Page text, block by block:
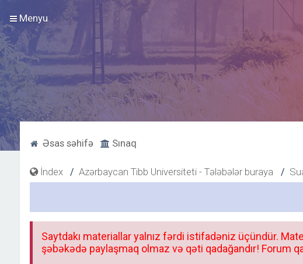
Menyu
Əsas səhifə Sınaq
İndex Azərbaycan Tibb Universiteti - Tələbələr buraya
Saytdakı materiallar yalnız fərdi istifadəniz üçündür.
şəbəkədə paylaşmaq olmaz və qəti qadağandır! Forum